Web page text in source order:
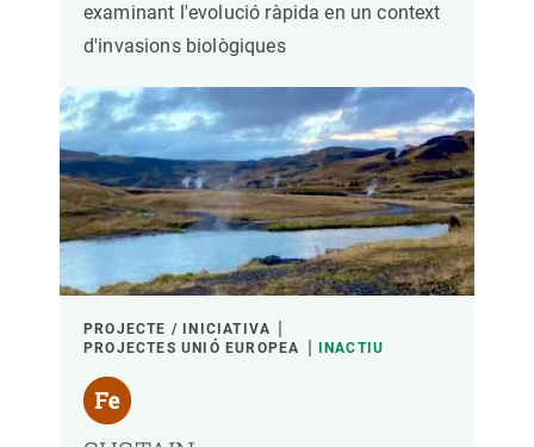
examinant l'evolució ràpida en un context
d'invasions biològiques
PROJECTE / INICIATIVA
PROJECTES UNIÓ EUROPEA
INACTIU